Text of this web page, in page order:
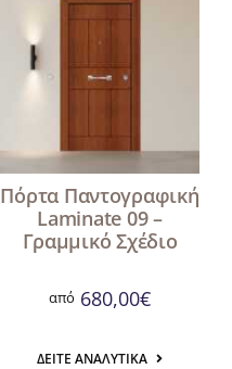
Πόρτα Παντογραφική
Laminate 09 –
Γραμμικό Σχέδιο
από 680,00€
ΔΕΊΤΕ ΑΝΑΛΥΤΙΚΆ